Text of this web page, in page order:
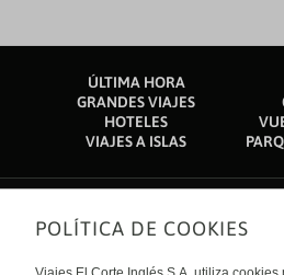
ÚLTIMA HORA
GRANDES VIAJES
HOTELES
VIAJES A ISLAS
Sobre nosotros
Quiénes somos
POLÍTICA DE COOKIES